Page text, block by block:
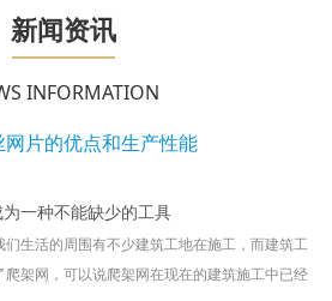
新闻资讯
INFORMATION
一种不能缺少的工具
们生活的周围有不少建筑工地在施工，而建筑工
架网，可以说爬架网在现在的建筑施工中已经